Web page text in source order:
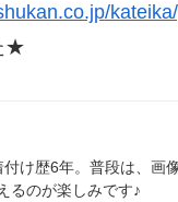
★
付け歴6年。普段は、画
るのが楽しみです♪